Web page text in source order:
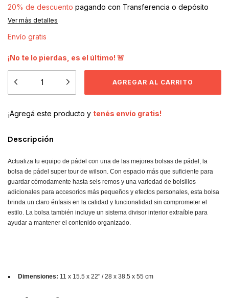
20% de descuento pagando con Transferencia o depósito
Ver más detalles
Envío gratis
¡No te lo pierdas, es el último! 🚨
¡Agregá este producto y tenés envío gratis!
Descripción
Actualiza tu equipo de pádel con una de las mejores bolsas de pádel, la
bolsa de pádel super tour de wilson. Con espacio más que suficiente para
guardar cómodamente hasta seis remos y una variedad de bolsillos
adicionales para accesorios más pequeños y efectos personales, esta bolsa
brinda un claro énfasis en la calidad y funcionalidad sin comprometer el
estilo. La bolsa también incluye un sistema divisor interior extraíble para
ayudar a mantener el contenido organizado.
Dimensiones: 11 x 15.5 x 22" / 28 x 38.5 x 55 cm